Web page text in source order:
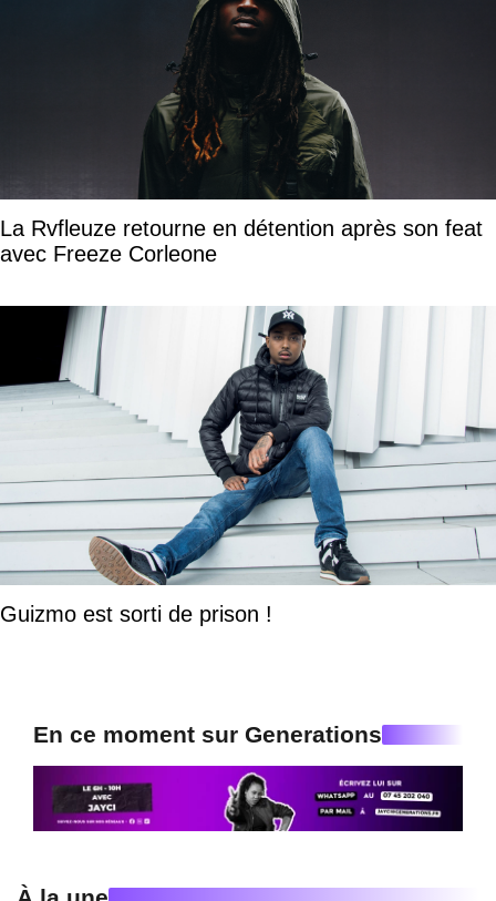
La Rvfleuze retourne en détention après son feat
avec Freeze Corleone
Guizmo est sorti de prison !
En ce moment sur Generations